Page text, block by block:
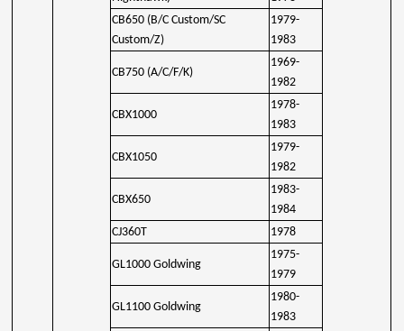
CB650 (B/C Custom/SC
Custom/Z)
1979-
1983
CB750 (A/C/F/K)
1969-
1982
CBX1000
1978-
1983
CBX1050
1979-
1982
CBX650
1983-
1984
CJ360T
1978
GL1000 Goldwing
1975-
1979
GL1100 Goldwing
1980-
1983